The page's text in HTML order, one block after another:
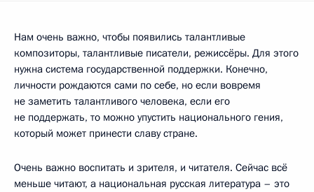
Нам очень важно, чтобы появились талантливые
композиторы, талантливые писатели, режиссёры. Для этого
нужна система государственной поддержки. Конечно,
личности рождаются сами по себе, но если вовремя
не заметить талантливого человека, если его
не поддержать, то можно упустить национального гения,
который может принести славу стране.
Очень важно воспитать и зрителя, и читателя. Сейчас всё
меньше читают, а национальная русская литература – это